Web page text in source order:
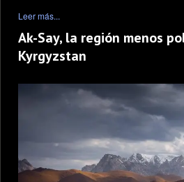
Leer más...
Ak-Say, la región menos
Kyrgyzstan